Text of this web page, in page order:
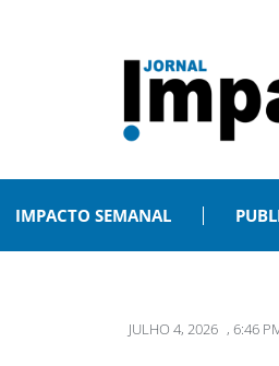
IMPACTO SEMANAL
JULHO 4, 2026 , 6:46